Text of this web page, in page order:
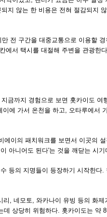
지 않는 한 비용은 전혀 절감되지
전 구간을 대중교통으로 이용할 경
에서 택시를 대절해 주변을 관광한
금까지 경험으로 보면 홋카이도 여
에 가서 온천을 하고, 오타루에서
이의 패치워크를 보면서 이곳의
아니어도 된다'는 것을 깨닫는 시기
등의 지명들이 등장하기 시작한다
, 네모토, 와카나이 유빙 등의 화
상당히 위험하다. 홋카이도는 약